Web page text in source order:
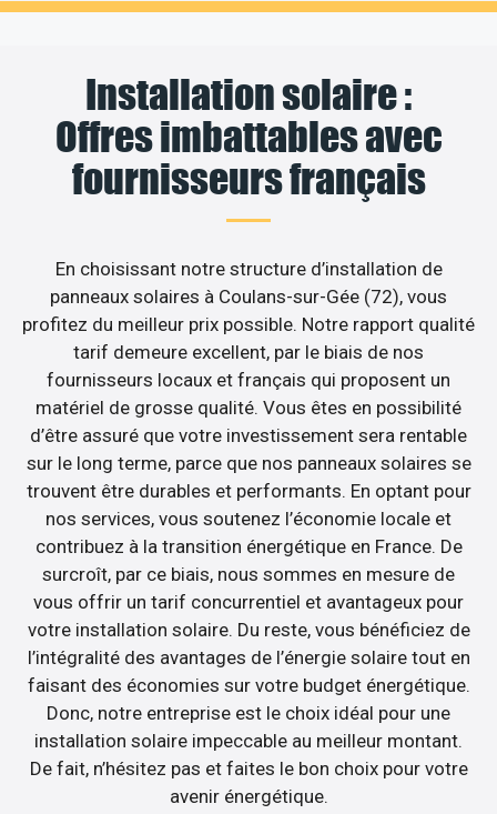
Installation solaire :
Offres imbattables avec
fournisseurs français
En choisissant notre structure d’installation de
panneaux solaires à Coulans-sur-Gée (72), vous
profitez du meilleur prix possible. Notre rapport qualité
tarif demeure excellent, par le biais de nos
fournisseurs locaux et français qui proposent un
matériel de grosse qualité. Vous êtes en possibilité
d’être assuré que votre investissement sera rentable
sur le long terme, parce que nos panneaux solaires se
trouvent être durables et performants. En optant pour
nos services, vous soutenez l’économie locale et
contribuez à la transition énergétique en France. De
surcroît, par ce biais, nous sommes en mesure de
vous offrir un tarif concurrentiel et avantageux pour
votre installation solaire. Du reste, vous bénéficiez de
l’intégralité des avantages de l’énergie solaire tout en
faisant des économies sur votre budget énergétique.
Donc, notre entreprise est le choix idéal pour une
installation solaire impeccable au meilleur montant.
De fait, n’hésitez pas et faites le bon choix pour votre
avenir énergétique.